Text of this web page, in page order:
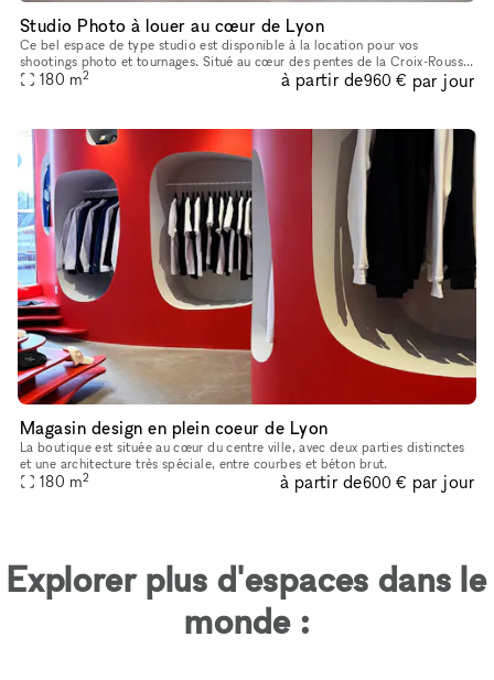
Studio Photo à louer au cœur de Lyon
Ce bel espace de type studio est disponible à la location pour vos
shootings photo et tournages. Situé au cœur des pentes de la Croix-Rousse
à Lyon, idéal pour donner vie à vos projets artistiques.
180 m2 à partir de960 € par jour
Magasin design en plein coeur de Lyon
La boutique est située au cœur du centre ville, avec deux parties distinctes
et une architecture très spéciale, entre courbes et béton brut.
180 m2 à partir de600 € par jour
Explorer plus d'espaces dans le
monde :